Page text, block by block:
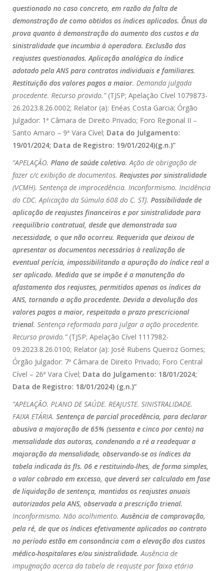
questionado no caso concreto, em razão da falta de
demonstração de como obtidos os índices aplicados. Ônus da
prova quanto à demonstração do aumento dos custos e da
sinistralidade que incumbia à operadora. Exclusão dos
reajustes questionados. Aplicação analógica do índice
adotado pela ANS para contratos individuais e familiares.
Restituição dos valores pagos a maior. Demanda julgada
procedente. Recurso provido.” (TJSP; Apelação Cível 1079873-
26.2023.8.26.0002; Relator (a): Enéas Costa Garcia; Órgão
Julgador: 1ª Câmara de Direito Privado; Foro Regional II –
Santo Amaro – 9ª Vara Cível; Data do Julgamento:
19/01/2024; Data de Registro: 19/01/2024)(g.n.)”
“APELAÇÃO. Plano de saúde coletivo. Ação de obrigação de
fazer c/c exibição de documentos. Reajustes por sinistralidade
(VCMH). Sentença de improcedência. Inconformismo. Incidência
do CDC. Aplicação da Súmula 608 do C. STJ. Possibilidade de
aplicação de reajustes financeiros e por sinistralidade para
reequilíbrio contratual, desde que demonstrada sua
necessidade, o que não ocorreu. Requerida que deixou de
apresentar os documentos necessários à realização de
eventual perícia, impossibilitando a apuração do índice real a
ser aplicado. Medida que se impõe é a manutenção do
afastamento dos reajustes, permitidos apenas os índices da
ANS, tornando a ação procedente. Devida a devolução dos
valores pagos a maior, respeitada o prazo prescricional
trienal. Sentença reformada para julgar a ação procedente.
Recurso provido.” (TJSP; Apelação Cível 1117982-
09.2023.8.26.0100; Relator (a): José Rubens Queiroz Gomes;
Órgão Julgador: 7ª Câmara de Direito Privado; Foro Central
Cível – 26ª Vara Cível; Data do Julgamento: 18/01/2024;
Data de Registro: 18/01/2024) (g.n.)”
“APELAÇÃO. PLANO DE SAÚDE. REAJUSTE. SINISTRALIDADE.
FAIXA ETÁRIA. Sentença de parcial procedência, para declarar
abusiva a majoração de 65% (sessenta e cinco por cento) na
mensalidade das autoras, condenando a ré a readequar a
majoração da mensalidade, observando-se os índices da
tabela indicada às fls. 06 e restituindo-lhes, de forma simples,
o valor cobrado em excesso, que deverá ser calculado em fase
de liquidação de sentença, mantidos os reajustes anuais
autorizados pela ANS, observada a prescrição trienal.
Inconformismo. Não acolhimento.Ausência de comprovação,
pela ré, de que os índices efetivamente aplicados ao contrato
no período estão em consonância com a elevação dos custos
médico-hospitalares e/ou sinistralidade.Ausência de
impugnação acerca da tabela de reajuste por faixa etária